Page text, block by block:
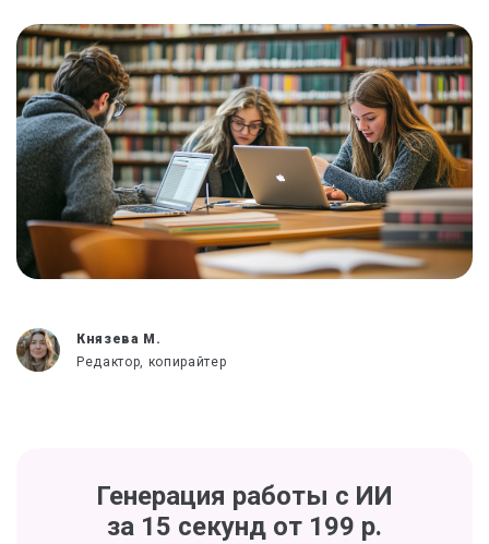
Князева М.
Редактор, копирайтер
Генерация работы с ИИ
за 15 секунд от 199 р.